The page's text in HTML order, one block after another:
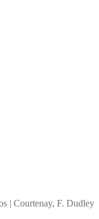
| Courtenay, F. Dudley